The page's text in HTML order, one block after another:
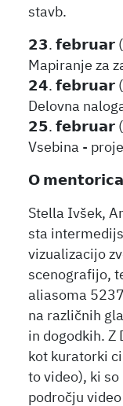
stavb.
𝟮𝟯. 𝗳𝗲𝗯𝗿𝘂𝗮𝗿
Mapiranje za
𝟮𝟰. 𝗳𝗲𝗯𝗿𝘂𝗮𝗿
Delovna
𝟮𝟱. 𝗳𝗲𝗯𝗿𝘂𝗮𝗿
Vsebina -
𝗢
Stella Ivšek,
sta
vizualizacijo
scenografijo,
aliasoma
na različnih
in dogodkih. Z
kot kuratorki
to video), ki
področju